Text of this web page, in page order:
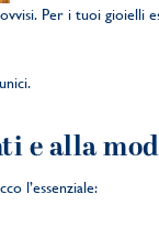
Per i tuoi gioielli
e alla
l’essenziale: